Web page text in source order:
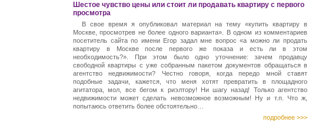
Шестое чувство цены или стоит ли продавать квартиру с первого
просмотра
В свое время я опубликовал материал на тему «купить квартиру в
Москве, просмотрев не более одного варианта». В одном из комментариев
посетитель сайта по имени Егор задал мне вопрос «а можно ли продать
квартиру в Москве после первого же показа и есть ли в этом
необходимость?». При этом было одно уточнение: зачем продавцу
свободной квартиры с уже собранным пакетом документов обращаться в
агентство недвижимости? Честно говоря, когда передо мной ставят
подобные задачи, кажется, что меня хотят превратить в площадного
агитатора, мол, все бегом к риэлтору! Ни шагу назад! Только агентство
недвижимости может сделать невозможное возможным! Ну и т.п. Что ж,
попытаюсь ответить более обстоятельно…
подробнее >>>